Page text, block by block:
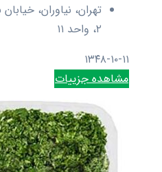
تهران، نیاوران،
۲، واحد ۱۱
۱۳۴۸-۱۰-۱۱
مشاهده جزییات